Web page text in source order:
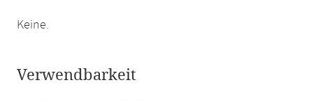
Keine.
Verwendbarkeit